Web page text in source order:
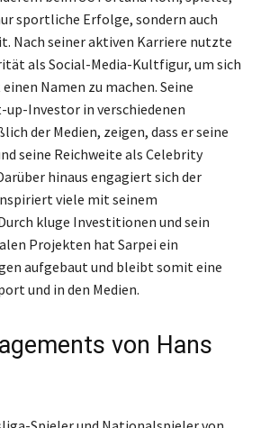
sportliche Erfolge, sondern auch
Nach seiner aktiven Karriere nutzte
als Social-Media-Kultfigur, um sich
Namen zu machen. Seine
Investor in verschiedenen
der Medien, zeigen, dass er seine
seine Reichweite als Celebrity
hinaus engagiert sich der
viele mit seinem
kluge Investitionen und sein
Projekten hat Sarpei ein
aufgebaut und bleibt somit eine
und in den Medien.
von Hans